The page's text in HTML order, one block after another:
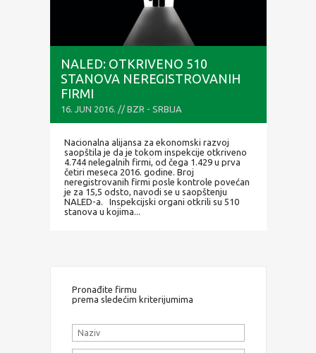
NALED: OTKRIVENO 510
STANOVA NEREGISTROVANIH
FIRMI
16. JUN 2016. // BZR - SRBIJA
Nacionalna alijansa za ekonomski razvoj
saopštila je da je tokom inspekcije otkriveno
4.744 nelegalnih firmi, od čega 1.429 u prva
četiri meseca 2016. godine. Broj
neregistrovanih firmi posle kontrole povećan
je za 15,5 odsto, navodi se u saopštenju
NALED-a. Inspekcijski organi otkrili su 510
stanova u kojima...
Pronađite firmu
prema sledećim kriterijumima